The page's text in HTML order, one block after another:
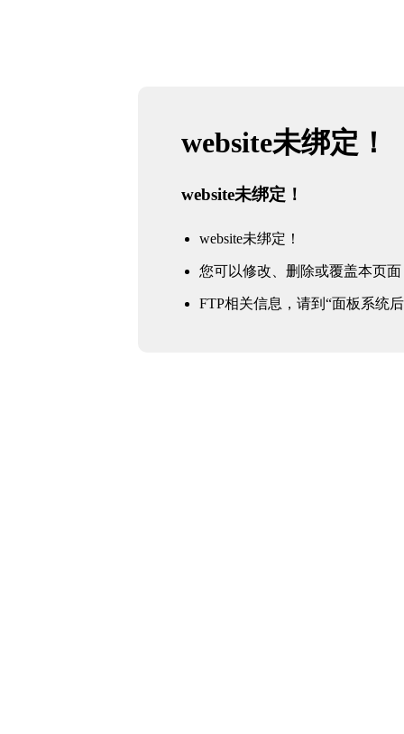
website未绑定！
website未绑定！
website未绑定！
您可以修改、删除或覆盖本页面
FTP相关信息，请到“面板系统